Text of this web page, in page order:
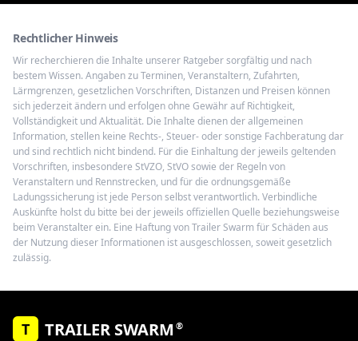
Rechtlicher Hinweis
Wir recherchieren die Inhalte unserer Ratgeber sorgfältig und nach
bestem Wissen. Angaben zu Terminen, Veranstaltern, Zufahrten,
Lärmgrenzen, gesetzlichen Vorschriften, Distanzen und Preisen können
sich jederzeit ändern und erfolgen ohne Gewähr auf Richtigkeit,
Vollständigkeit und Aktualität. Die Inhalte dienen der allgemeinen
Information, stellen keine Rechts-, Steuer- oder sonstige Fachberatung dar
und sind rechtlich nicht bindend. Für die Einhaltung der jeweils geltenden
Vorschriften, insbesondere StVZO, StVO sowie der Regeln von
Veranstaltern und Rennstrecken, und für die ordnungsgemäße
Ladungssicherung ist jede Person selbst verantwortlich. Verbindliche
Auskünfte holst du bitte bei der jeweils offiziellen Quelle beziehungsweise
beim Veranstalter ein. Eine Haftung von Trailer Swarm für Schäden aus
der Nutzung dieser Informationen ist ausgeschlossen, soweit gesetzlich
zulässig.
T TRAILER SWARM ®